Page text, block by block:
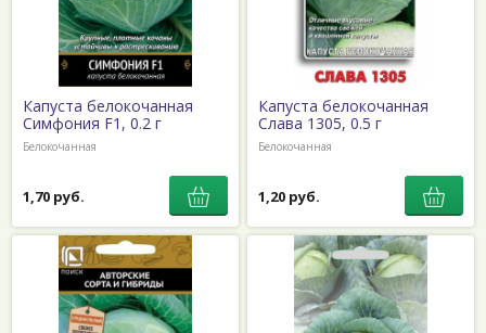
Капуста белокочанная
Симфония F1, 0.2 г
Белокочанная
1,70 руб.
Капуста белокочанная
Слава 1305, 0.5 г
Белокочанная
1,20 руб.